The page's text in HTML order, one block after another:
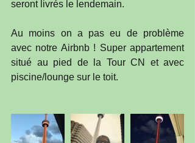
seront livrés le lendemain.
Au moins on a pas eu de problème
avec notre Airbnb ! Super appartement
situé au pied de la Tour CN et avec
piscine/lounge sur le toit.